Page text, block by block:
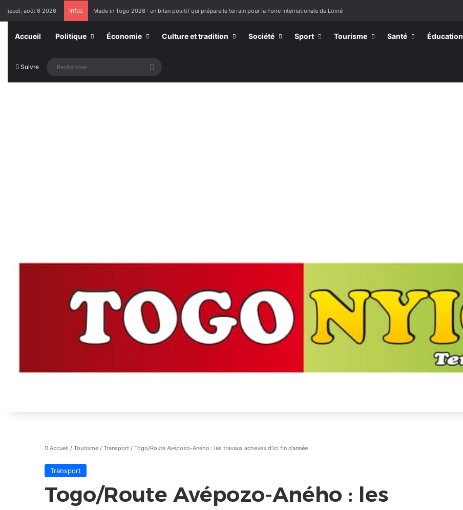
jeudi, août 6 2026 Infos Made in Togo 2026 : un bilan positif qui prépare le terrain pour la Foire Internationale de Lomé
Accueil Politique Économie Culture et tradition Société Sport Tourisme Santé Éducation
Suivre Rechercher
Accueil / Tourisme / Transport / Togo/Route Avépozo-Aného : les travaux achevés d’ici fin d’année
Transport
Togo/Route Avépozo-Aného : les